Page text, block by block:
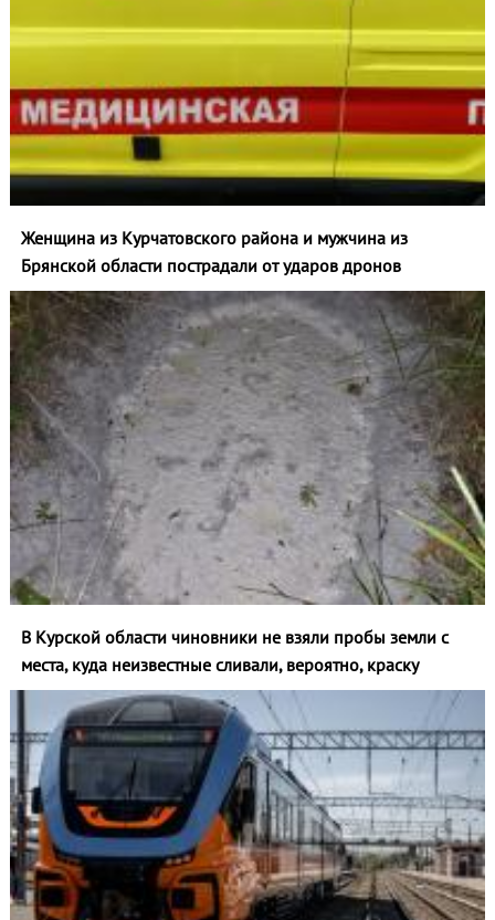
Женщина из Курчатовского района и мужчина из
Брянской области пострадали от ударов дронов
В Курской области чиновники не взяли пробы земли с
места, куда неизвестные сливали, вероятно, краску